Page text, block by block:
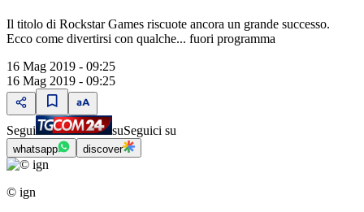
Il titolo di Rockstar Games riscuote ancora un grande successo.
Ecco come divertirsi con qualche... fuori programma
16 Mag 2019 - 09:25
16 Mag 2019 - 09:25
Segui suSeguici su
whatsapp discover
© ign